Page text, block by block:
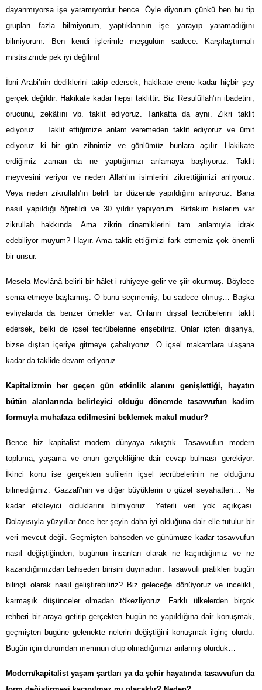
dayanmıyorsa işe yaramıyordur bence. Öyle diyorum çünkü ben bu tip
grupları fazla bilmiyorum, yaptıklarının işe yarayıp yaramadığını
bilmiyorum. Ben kendi işlerimle meşgulüm sadece. Karşılaştırmalı
mistisizmde pek iyi değilim!
İbni Arabi’nin dediklerini takip edersek, hakikate erene kadar hiçbir şey
gerçek değildir. Hakikate kadar hepsi taklittir. Biz Resulûllah’ın ibadetini,
orucunu, zekâtını vb. taklit ediyoruz. Tarikatta da aynı. Zikri taklit
ediyoruz… Taklit ettiğimize anlam veremeden taklit ediyoruz ve ümit
ediyoruz ki bir gün zihnimiz ve gönlümüz bunlara açılır. Hakikate
erdiğimiz zaman da ne yaptığımızı anlamaya başlıyoruz. Taklit
meyvesini veriyor ve neden Allah’ın isimlerini zikrettiğimizi anlıyoruz.
Veya neden zikrullah’ın belirli bir düzende yapıldığını anlıyoruz. Bana
nasıl yapıldığı öğretildi ve 30 yıldır yapıyorum. Birtakım hislerim var
zikrullah hakkında. Ama zikrin dinamiklerini tam anlamıyla idrak
edebiliyor muyum? Hayır. Ama taklit ettiğimizi fark etmemiz çok önemli
bir unsur.
Mesela Mevlânâ belirli bir hâlet-i ruhiyeye gelir ve şiir okurmuş. Böylece
sema etmeye başlarmış. O bunu seçmemiş, bu sadece olmuş… Başka
evliyalarda da benzer örnekler var. Onların dışsal tecrübelerini taklit
edersek, belki de içsel tecrübelerine erişebiliriz. Onlar içten dışarıya,
bizse dıştan içeriye gitmeye çabalıyoruz. O içsel makamlara ulaşana
kadar da taklide devam ediyoruz.
Kapitalizmin her geçen gün etkinlik alanını genişlettiği, hayatın
bütün alanlarında belirleyici olduğu dönemde tasavvufun kadim
formuyla muhafaza edilmesini beklemek makul mudur?
Bence biz kapitalist modern dünyaya sıkıştık. Tasavvufun modern
topluma, yaşama ve onun gerçekliğine dair cevap bulması gerekiyor.
İkinci konu ise gerçekten sufilerin içsel tecrübelerinin ne olduğunu
bilmediğimiz. Gazzalî’nin ve diğer büyüklerin o güzel seyahatleri… Ne
kadar etkileyici olduklarını bilmiyoruz. Yeterli veri yok açıkçası.
Dolayısıyla yüzyıllar önce her şeyin daha iyi olduğuna dair elle tutulur bir
veri mevcut değil. Geçmişten bahseden ve günümüze kadar tasavvufun
nasıl değiştiğinden, bugünün insanları olarak ne kaçırdığımız ve ne
kazandığımızdan bahseden birisini duymadım. Tasavvufi pratikleri bugün
bilinçli olarak nasıl geliştirebiliriz? Biz geleceğe dönüyoruz ve incelikli,
karmaşık düşünceler olmadan tökezliyoruz. Farklı ülkelerden birçok
rehberi bir araya getirip gerçekten bugün ne yapıldığına dair konuşmak,
geçmişten bugüne gelenekte nelerin değiştiğini konuşmak ilginç olurdu.
Bugün için durumdan memnun olup olmadığımızı anlamış olurduk…
Modern/kapitalist yaşam şartları ya da şehir hayatında tasavvufun da